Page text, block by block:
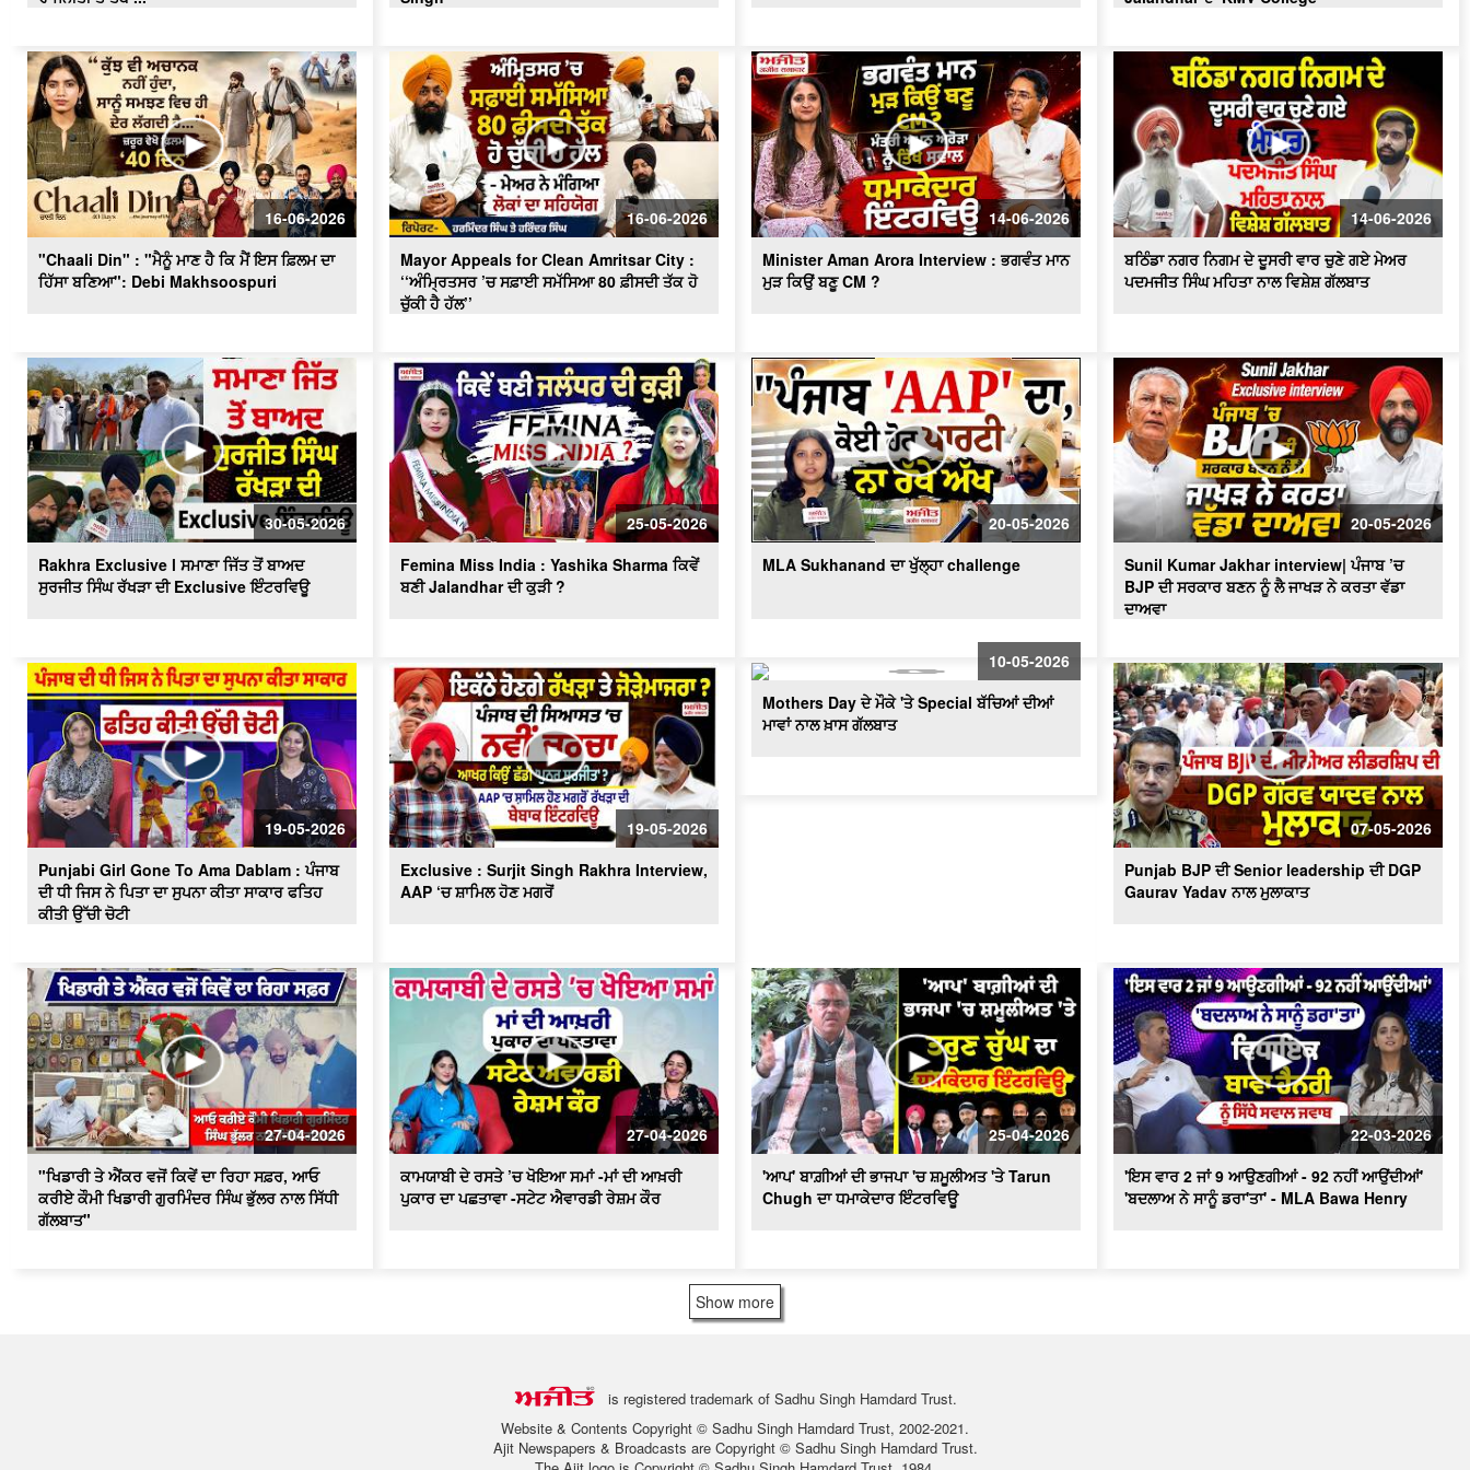
Punjabi Girl Gone To Ama Dablam :
ਪੰਜਾਬ ਦੀ ਧੀ ਜਿਸ ਨੇ ਪਿਤਾ ਦਾ ਸੁਪਨਾ ਕੀਤਾ
ਸਾਕਾਰ ਫਤਿਹ ਕੀਤੀ ਉੱਚੀ ਚੋਟੀ
Exclusive : Surjit Singh Rakhra
Interview, AAP ‘ਚ ਸ਼ਾਮਿਲ ਹੋਣ ਮਗਰੋਂ
Mothers Day ਦੇ ਮੌਕੇ 'ਤੇ Special ਬੱਚਿਆਂ
ਦੀਆਂ ਮਾਵਾਂ ਨਾਲ ਖ਼ਾਸ ਗੱਲਬਾਤ
Punjab BJP ਦੀ Senior leadership ਦੀ
DGP Gaurav Yadav ਨਾਲ ਮੁਲਾਕਾਤ
ਕਾਮਯਾਬੀ ਦੇ ਰਸਤੇ ’ਚ ਖੋਇਆ ਸਮਾਂ -ਮਾਂ ਦੀ
ਆਖ਼ਰੀ ਪੁਕਾਰ ਦਾ ਪਛਤਾਵਾ -ਸਟੇਟ ਐਵਾਰਡੀ
ਰੇਸ਼ਮ ਕੌਰ
'ਆਪ' ਬਾਗ਼ੀਆਂ ਦੀ ਭਾਜਪਾ 'ਚ ਸ਼ਮੂਲੀਅਤ 'ਤੇ
Tarun Chugh ਦਾ ਧਮਾਕੇਦਾਰ ਇੰਟਰਵਿਊ
'ਇਸ ਵਾਰ 2 ਜਾਂ 9 ਆਉਣਗੀਆਂ - 92 ਨਹੀਂ
ਆਉਂਦੀਆਂ' 'ਬਦਲਾਅ ਨੇ ਸਾਨੂੰ ਡਰਾ'ਤਾ' - MLA
Bawa Henry
16-06-2026
"Chaali Din" : "ਮੈਨੂੰ ਮਾਣ ਹੈ ਕਿ ਮੈਂ ਇਸ ਫ਼ਿਲਮ ਦਾ
ਹਿੱਸਾ ਬਣਿਆ": Debi Makhsoospuri
16-06-2026
Mayor Appeals for Clean Amritsar City :
‘‘ਅੰਮ੍ਰਿਤਸਰ ’ਚ ਸਫ਼ਾਈ ਸਮੱਸਿਆ 80 ਫ਼ੀਸਦੀ ਤੱਕ ਹੋ
ਚੁੱਕੀ ਹੈ ਹੱਲ’’
14-06-2026
Minister Aman Arora Interview : ਭਗਵੰਤ ਮਾਨ
ਮੁੜ ਕਿਉਂ ਬਣੂ CM ?
14-06-2026
ਬਠਿੰਡਾ ਨਗਰ ਨਿਗਮ ਦੇ ਦੂਸਰੀ ਵਾਰ ਚੁਣੇ ਗਏ ਮੇਅਰ
ਪਦਮਜੀਤ ਸਿੰਘ ਮਹਿਤਾ ਨਾਲ ਵਿਸ਼ੇਸ਼ ਗੱਲਬਾਤ
30-05-2026
Rakhra Exclusive l ਸਮਾਣਾ ਜਿੱਤ ਤੋਂ ਬਾਅਦ
ਸੁਰਜੀਤ ਸਿੰਘ ਰੱਖੜਾ ਦੀ Exclusive ਇੰਟਰਵਿਊ
25-05-2026
Femina Miss India : Yashika Sharma ਕਿਵੇਂ
ਬਣੀ Jalandhar ਦੀ ਕੁੜੀ ?
20-05-2026
MLA Sukhanand ਦਾ ਖੁੱਲ੍ਹਾ challenge
20-05-2026
Sunil Kumar Jakhar interview| ਪੰਜਾਬ ’ਚ
BJP ਦੀ ਸਰਕਾਰ ਬਣਨ ਨੂੰ ਲੈ ਜਾਖੜ ਨੇ ਕਰਤਾ ਵੱਡਾ
ਦਾਅਵਾ
19-05-2026
Punjabi Girl Gone To Ama Dablam : ਪੰਜਾਬ
ਦੀ ਧੀ ਜਿਸ ਨੇ ਪਿਤਾ ਦਾ ਸੁਪਨਾ ਕੀਤਾ ਸਾਕਾਰ ਫਤਿਹ
ਕੀਤੀ ਉੱਚੀ ਚੋਟੀ
19-05-2026
Exclusive : Surjit Singh Rakhra Interview,
AAP ‘ਚ ਸ਼ਾਮਿਲ ਹੋਣ ਮਗਰੋਂ
10-05-2026
Mothers Day ਦੇ ਮੌਕੇ 'ਤੇ Special ਬੱਚਿਆਂ ਦੀਆਂ
ਮਾਵਾਂ ਨਾਲ ਖ਼ਾਸ ਗੱਲਬਾਤ
07-05-2026
Punjab BJP ਦੀ Senior leadership ਦੀ DGP
Gaurav Yadav ਨਾਲ ਮੁਲਾਕਾਤ
27-04-2026
"ਖਿਡਾਰੀ ਤੇ ਐਂਕਰ ਵਜੋਂ ਕਿਵੇਂ ਦਾ ਰਿਹਾ ਸਫ਼ਰ, ਆਓ
ਕਰੀਏ ਕੌਮੀ ਖਿਡਾਰੀ ਗੁਰਮਿੰਦਰ ਸਿੰਘ ਭੁੱਲਰ ਨਾਲ ਸਿੱਧੀ
ਗੱਲਬਾਤ"
27-04-2026
ਕਾਮਯਾਬੀ ਦੇ ਰਸਤੇ ’ਚ ਖੋਇਆ ਸਮਾਂ -ਮਾਂ ਦੀ ਆਖ਼ਰੀ
ਪੁਕਾਰ ਦਾ ਪਛਤਾਵਾ -ਸਟੇਟ ਐਵਾਰਡੀ ਰੇਸ਼ਮ ਕੌਰ
25-04-2026
'ਆਪ' ਬਾਗ਼ੀਆਂ ਦੀ ਭਾਜਪਾ 'ਚ ਸ਼ਮੂਲੀਅਤ 'ਤੇ Tarun
Chugh ਦਾ ਧਮਾਕੇਦਾਰ ਇੰਟਰਵਿਊ
22-03-2026
'ਇਸ ਵਾਰ 2 ਜਾਂ 9 ਆਉਣਗੀਆਂ - 92 ਨਹੀਂ ਆਉਂਦੀਆਂ'
'ਬਦਲਾਅ ਨੇ ਸਾਨੂੰ ਡਰਾ'ਤਾ' - MLA Bawa Henry
Show more
is registered trademark of Sadhu Singh Hamdard Trust.
Website & Contents Copyright © Sadhu Singh Hamdard Trust, 2002-2021.
Ajit Newspapers & Broadcasts are Copyright © Sadhu Singh Hamdard Trust.